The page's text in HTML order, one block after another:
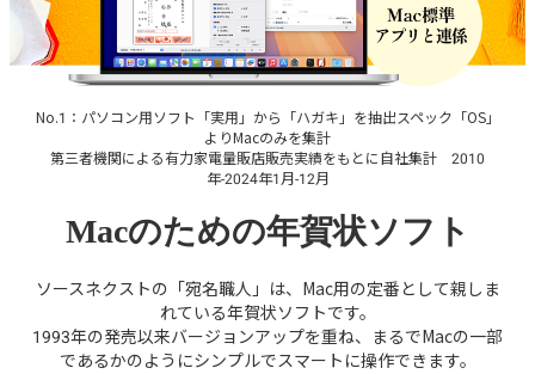
No.1：パソコン用ソフト「実用」から「ハガキ」を抽出スペック「OS」
よりMacのみを集計
第三者機関による有力家電量販店販売実績をもとに自社集計 2010
年-2024年1月-12月
Macのための年賀状ソフト
ソースネクストの「宛名職人」は、Mac用の定番として親しま
れている年賀状ソフトです。
1993年の発売以来バージョンアップを重ね、まるでMacの一部
であるかのようにシンプルでスマートに操作できます。